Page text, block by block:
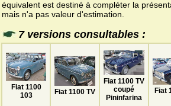
équivalent est destiné à compléter la
mais n'a pas valeur d'estimation.
7 versions consultables :
Fiat 1100
103
Fiat 1100 TV
Fiat 1100 TV
coupé
Pininfarina
Fiat